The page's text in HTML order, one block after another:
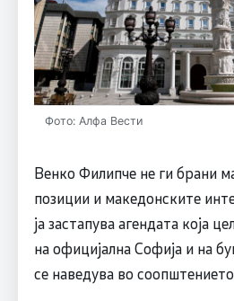
Фото: Алфа Вести
Венко Филипче не ги брани
позиции и македонските
ја застапува агендата која
на официјална Софија и на
се наведува во